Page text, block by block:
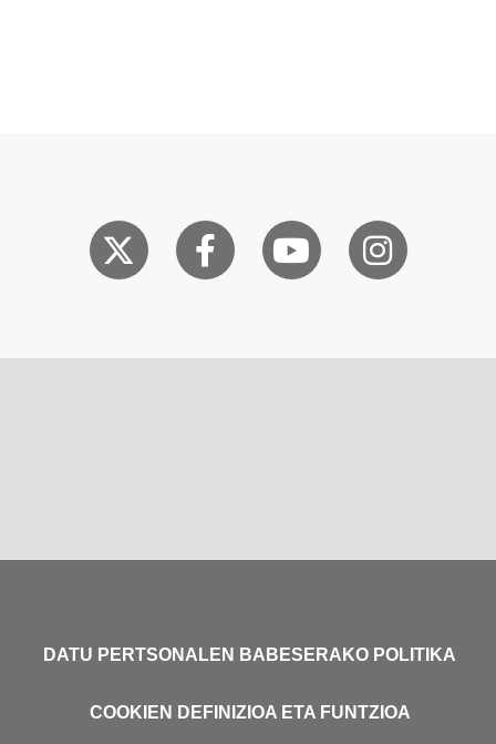
DATU PERTSONALEN BABESERAKO POLITIKA
COOKIEN DEFINIZIOA ETA FUNTZIOA